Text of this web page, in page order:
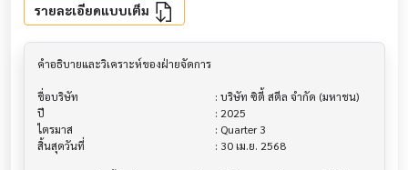
รายละเอียดแบบเต็ม
คำอธิบายและวิเคราะห์ของฝ่ายจัดการ
ชื่อบริษัท                               			 : บริษัท ซิตี้ สตีล จำกัด (มหาชน)
ปี                                     			 : 2025
ไตรมาส                                			 : Quarter 3
สิ้นสุดวันที่                              			 : 30 เม.ย. 2568